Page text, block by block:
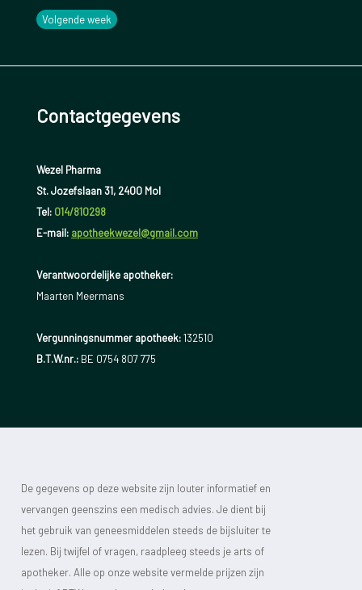
Volgende week
Contactgegevens
Wezel Pharma
St. Jozefslaan 31, 2400 Mol
Tel: 014/810298
E-mail: apotheekwezel@gmail.com
Verantwoordelijke apotheker:
Maarten Meermans
Vergunningsnummer apotheek:132510
B.T.W.nr.:BE 0754 807 775
De gegevens op deze website zijn louter informatief en
vervangen geenszins een medisch advies. Je dient bij
het gebruik van geneesmiddelen steeds de bijsluiter te
lezen. Bij twijfel of vragen, raadpleeg steeds je arts of
apotheker. Alle op onze website vermelde prijzen zijn